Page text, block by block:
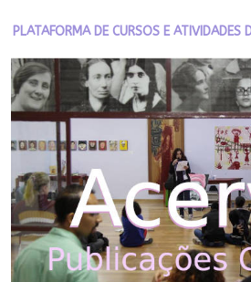
PLATAFORMA DE CURSOS E ATIVIDADES